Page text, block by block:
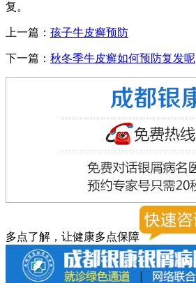
复。
上一篇： 孩子牛皮癣预防
下一篇： 秋冬季牛皮癣如何预防复发呢
多点了解，让健康多点保障